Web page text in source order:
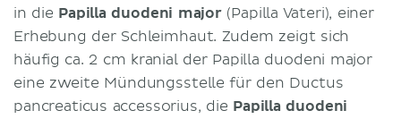
in die Papilla duodeni major(Papilla Vateri), einer
Erhebung der Schleimhaut. Zudem zeigt sich
häufig ca. 2 cm kranial der Papilla duodeni major
eine zweite Mündungsstelle für den Ductus
pancreaticus accessorius, die Papilla duodeni